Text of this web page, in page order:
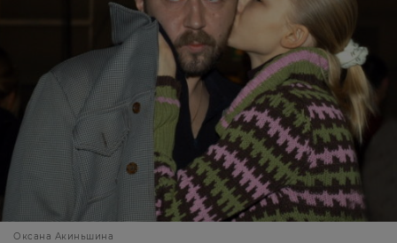
Оксана Акиньшина